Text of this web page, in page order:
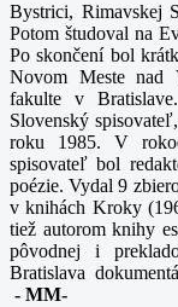
Bystrici, Rimavskej
Potom študoval na
Po skončení bol
Novom Meste nad
fakulte v
Slovenský
roku 1985. V
spisovateľ bol
poézie. Vydal 9
v knihách Kroky
tiež autorom knihy
pôvodnej i
Bratislava
- MM-